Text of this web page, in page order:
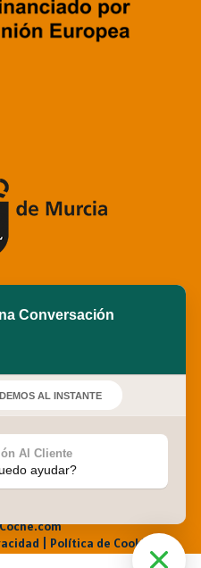
los derechos reservados |
| Política de Cookies
Conversación
AL INSTANTE
Al Cliente
ayudar?